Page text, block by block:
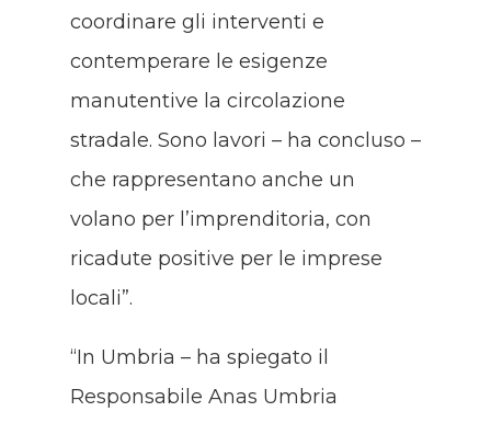
coordinare gli interventi e
contemperare le esigenze
manutentive la circolazione
stradale. Sono lavori – ha concluso –
che rappresentano anche un
volano per l’imprenditoria, con
ricadute positive per le imprese
locali”.
“In Umbria – ha spiegato il
Responsabile Anas Umbria